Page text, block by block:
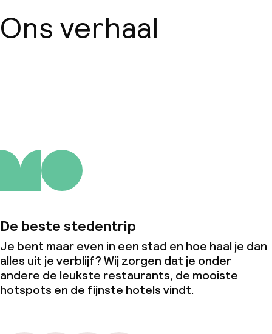
Ons verhaal
De beste stedentrip
Je bent maar even in een stad en hoe haal je dan
alles uit je verblijf? Wij zorgen dat je onder
andere de leukste restaurants, de mooiste
hotspots en de fijnste hotels vindt.